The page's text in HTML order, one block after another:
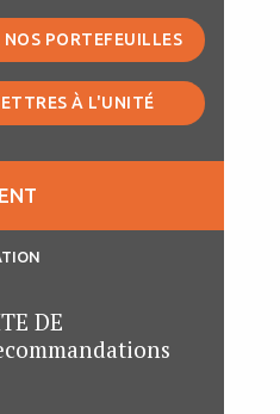
PORTEFEUILLES
À L'UNITÉ
DE